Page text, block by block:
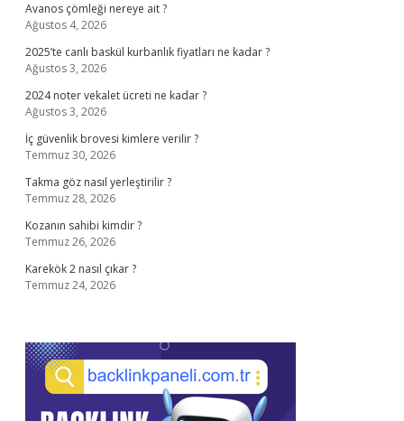
Avanos çömleği nereye ait ?
Ağustos 4, 2026
2025’te canlı baskül kurbanlık fiyatları ne kadar ?
Ağustos 3, 2026
2024 noter vekalet ücreti ne kadar ?
Ağustos 3, 2026
İç güvenlik brovesi kimlere verilir ?
Temmuz 30, 2026
Takma göz nasıl yerleştirilir ?
Temmuz 28, 2026
Kozanın sahibi kimdir ?
Temmuz 26, 2026
Karekök 2 nasıl çıkar ?
Temmuz 24, 2026